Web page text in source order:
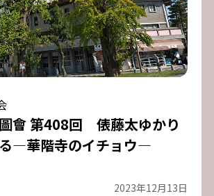
會 第408回 俵藤太ゆかり
―華階寺のイチョウ―
2023年12月13日